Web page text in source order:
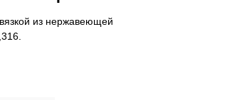
из нержавеющей